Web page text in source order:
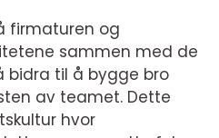
firmaturen og
sammen med de
bidra til å bygge bro
av teamet. Dette
hvor